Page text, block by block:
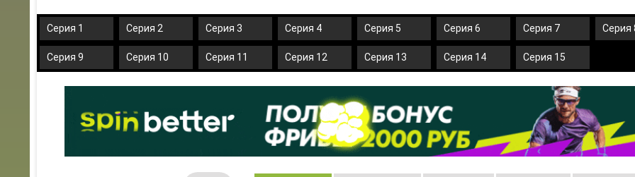
Серия 1 Серия 2 Серия 3 Серия 4 Серия 5 Серия 6 Серия 7 Серия
Серия 9 Серия 10 Серия 11 Серия 12 Серия 13 Серия 14 Серия 15